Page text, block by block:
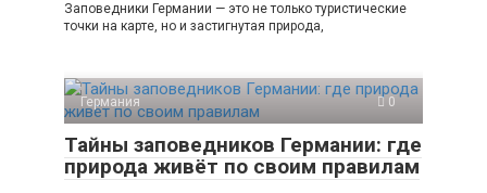
Заповедники Германии — это не только туристические
точки на карте, но и застигнутая природа,
Германия 0
Тайны заповедников Германии: где
природа живёт по своим правилам